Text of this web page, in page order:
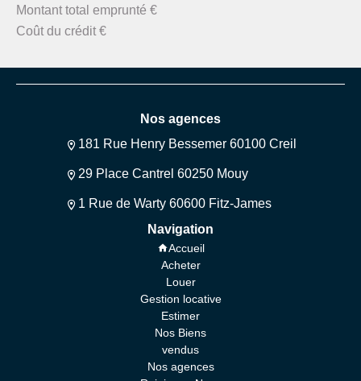
Montant total emprunté €
Coût du crédit €
Nos agences
181 Rue Henry Bessemer 60100 Creil
29 Place Cantrel 60250 Mouy
1 Rue de Warty 60600 Fitz-James
Navigation
Accueil
Acheter
Louer
Gestion locative
Estimer
Nos Biens
vendus
Nos agences